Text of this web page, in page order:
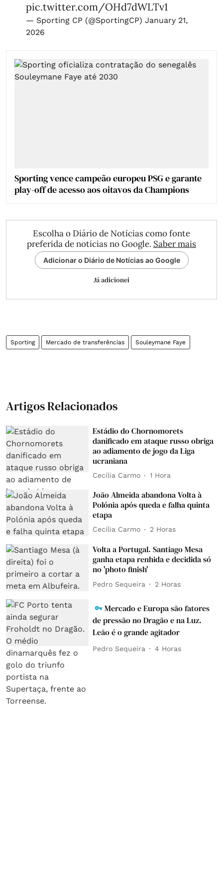
pic.twitter.com/OHd7dWLTv1
— Sporting CP (@SportingCP) January 21,
2026
Sporting vence campeão europeu PSG e garante
play-off de acesso aos oitavos da Champions
Escolha o Diário de Notícias como fonte
preferida de notícias no Google. Saber mais
Adicionar o Diário de Notícias ao Google
Já adicionei
Sporting Mercado de transferências Souleymane Faye
Artigos Relacionados
Estádio do Chornomorets
danificado em ataque russo obriga
ao adiamento de jogo da Liga
ucraniana
Cecília Carmo 1 Hora
João Almeida abandona Volta à
Polónia após queda e falha quinta
etapa
Cecília Carmo 2 Horas
Volta a Portugal. Santiago Mesa
ganha etapa renhida e decidida só
no 'photo finish'
Pedro Sequeira 2 Horas
Mercado e Europa são fatores
de pressão no Dragão e na Luz.
Leão é o grande agitador
Pedro Sequeira 4 Horas